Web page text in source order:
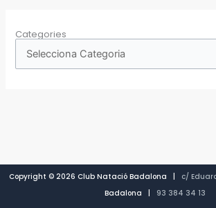
Categories
Copyright © 2026 Club Natació Badalona | c/
Badalona | 93 384 34 13